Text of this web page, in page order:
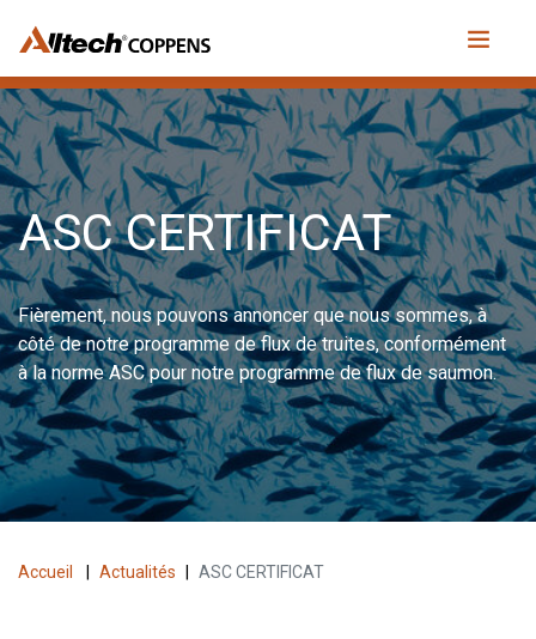
ASC CERTIFICAT
Fièrement, nous pouvons annoncer que nous sommes, à
côté de notre programme de flux de truites, conformément
à la norme ASC pour notre programme de flux de saumon.
Accueil Actualités ASC CERTIFICAT